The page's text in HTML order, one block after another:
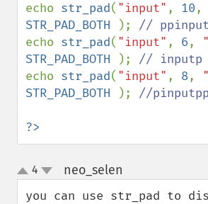
echo str_pad( "input" , 10,
STR_PAD_BOTH
);
echo str_pad( "input" , 6,
STR_PAD_BOTH
);
echo str_pad( "input" , 8,
STR_PAD_BOTH
); //pinputpp
?>
up
down
4 neo_selen
you can use str_pad to